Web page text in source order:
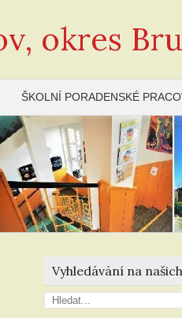
okres
ŠKOLNÍ PORADENSKÉ
Vyhledávání na